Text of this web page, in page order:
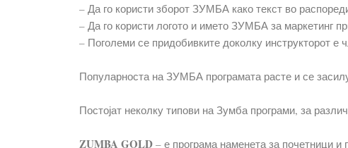
– Да го користи зборот ЗУМБА како текст во
– Да го користи логото и името ЗУМБА за маркетинг
– Поголеми се придобивките доколку инструкторот е
Популарноста на ЗУМБА програмата расте и се
Постојат неколку типови на Зумба програми, за
ZUMBA GOLD – е програма наменета за почетници и